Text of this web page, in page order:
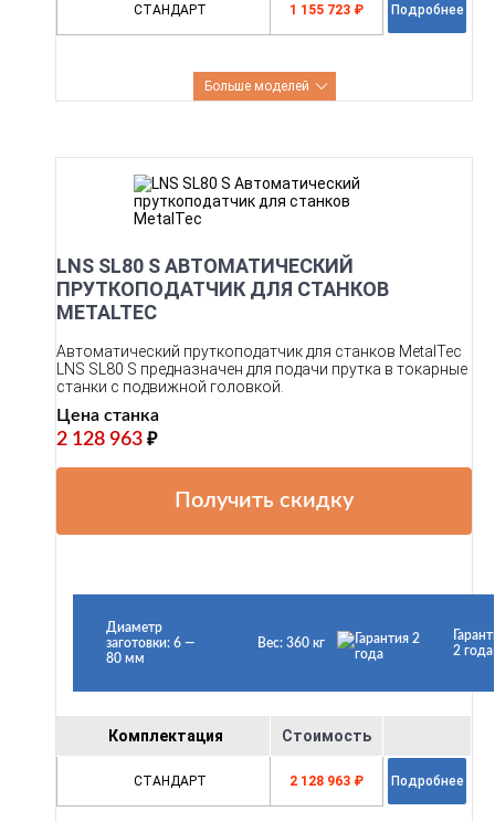
СТАНДАРТ 1 155 723 ₽ Подробнее
Больше моделей
LNS SL80 S АВТОМАТИЧЕСКИЙ
ПРУТКОПОДАТЧИК ДЛЯ СТАНКОВ
METALTEC
Автоматический пруткоподатчик для станков MetalTec
LNS SL80 S предназначен для подачи прутка в токарные
станки с подвижной головкой.
Цена станка
2 128 963 ₽
Получить скидку
Диаметр
заготовки: 6 —
80 мм
Вес: 360 кг
2 года
Комплектация Стоимость
СТАНДАРТ 2 128 963 ₽ Подробнее